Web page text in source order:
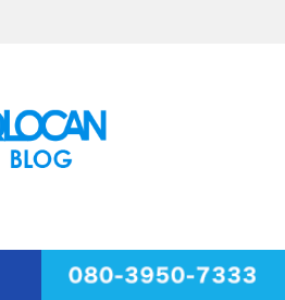
すべきGEO対策｜AI検索時代に